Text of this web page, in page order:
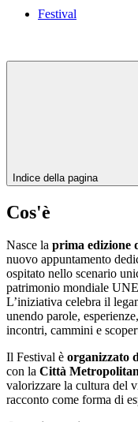
Festival
Indice della pagina
Cos'è
Nasce la prima edizione
nuovo appuntamento
ospitato nello scenario
patrimonio mondiale
L’iniziativa celebra il
unendo parole,
incontri, cammini e
Il Festival è organizzato
con la Città
valorizzare la cultura del
racconto come forma di